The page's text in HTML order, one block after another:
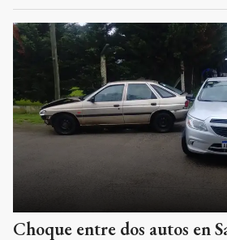
Choque entre dos autos en